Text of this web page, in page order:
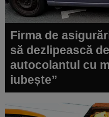
Firma de
să dezlipească
autocolantul cu
iubește”